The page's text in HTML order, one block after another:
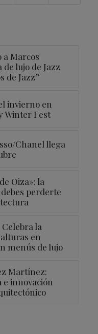
a Marcos
lujo de Jazz
de Jazz”
invierno en
Winter Fest
Chanel llega
Oiza»: la
perderte
Celebra la
en
menús de lujo
Martínez:
innovación